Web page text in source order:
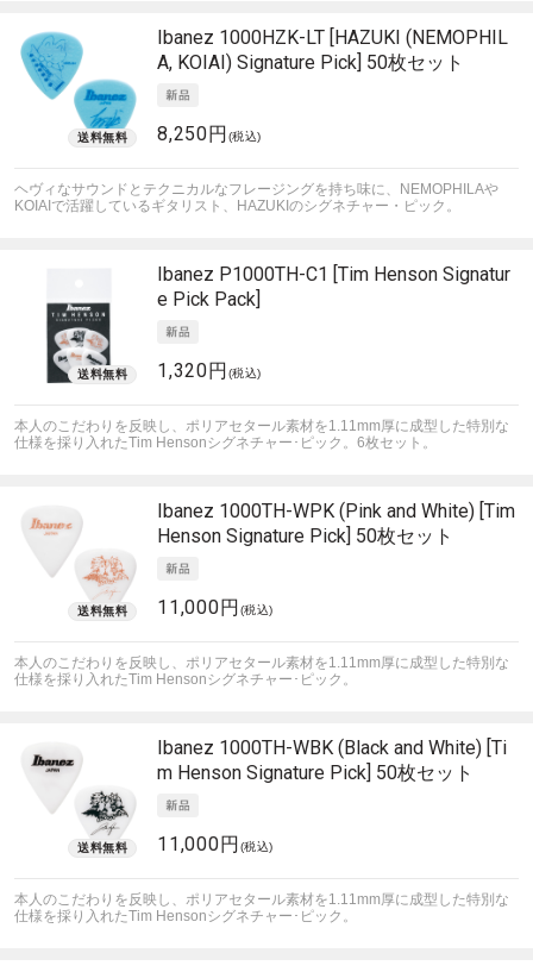
Ibanez 1000HZK-LT [HAZUKI (NEMOPHIL
A, KOIAI) Signature Pick] 50枚セット
8,250円 (税込)
ヘヴィなサウンドとテクニカルなフレージングを持ち味に、NEMOPHILAや
KOIAIで活躍しているギタリスト、HAZUKIのシグネチャー・ピック。
Ibanez P1000TH-C1 [Tim Henson Signatur
e Pick Pack]
1,320円 (税込)
本人のこだわりを反映し、ポリアセタール素材を1.11mm厚に成型した特別な
仕様を採り入れたTim Hensonシグネチャー･ピック。6枚セット。
Ibanez 1000TH-WPK (Pink and White) [Tim
Henson Signature Pick] 50枚セット
11,000円 (税込)
本人のこだわりを反映し、ポリアセタール素材を1.11mm厚に成型した特別な
仕様を採り入れたTim Hensonシグネチャー･ピック。
Ibanez 1000TH-WBK (Black and White) [Ti
m Henson Signature Pick] 50枚セット
11,000円 (税込)
本人のこだわりを反映し、ポリアセタール素材を1.11mm厚に成型した特別な
仕様を採り入れたTim Hensonシグネチャー･ピック。